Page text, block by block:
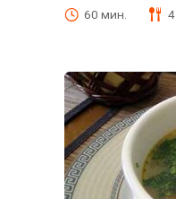
60 мин. 4